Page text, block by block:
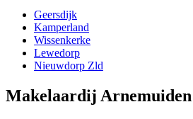
Geersdijk
Kamperland
Wissenkerke
Lewedorp
Nieuwdorp Zld
Makelaardij Arnemuiden